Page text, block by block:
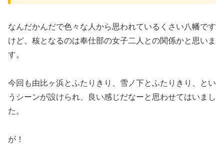
なんだかんだで色々な人から思われているくさい八幡です
けど、核となるのは奉仕部の女子二人との関係かと思いま
す。
今回も由比ヶ浜とふたりきり、雪ノ下とふたりきり、とい
うシーンが設けられ、良い感じだなーと思わせてはいまし
た。
が！